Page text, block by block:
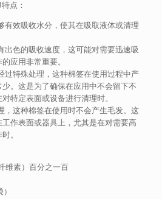
点：
有效吸收水分，使其在吸取液体或清理
出色的吸收速度，这可能对需要迅速吸
应用非常重要。
过特殊处理，这种棉签在使用过程中产
。这是为了确保在应用中不会留下不
特定表面或设备进行清理时。
，这种棉签在使用时不会产生毛发。这
作表面或器具上，尤其是在对需要高
。
维素）百分之一百